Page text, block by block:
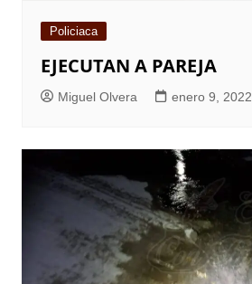
Policiaca
EJECUTAN A PAREJA
Miguel Olvera enero 9, 2022